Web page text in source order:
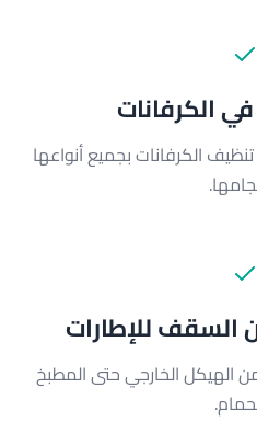
الكرفانات
الكرفانات بجميع أنواعها
للإطارات
الهيكل الخارجي حتى المطبخ